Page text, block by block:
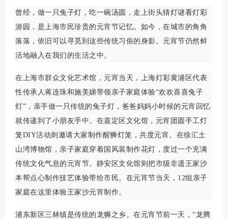
曾经，做一只兔子灯，吃一碗汤圆，走上街头猜灯谜看灯彩
游园，是上海市民珍贵的元宵节记忆。如今，在城市的角角
落落，依旧可以寻觅到这些传统习俗的身影。元宵节仍然鲜
活地融入在我们的生活之中。
在上海市群众文化艺术馆，元宵当天，上海灯彩黄浦区代表
性传承人蒋连珠和施美娣带领亲子家庭体验“欢欢喜喜兔子
灯”，亲手做一只传统的兔子灯，爸爸妈妈小时候的元宵回忆
就传递到了小朋友手中。在嘉定区文化馆，元宵团圆手工灯
笼DIY活动则邀请大家制作醒狮灯笼，共度元宵。在徐汇土
山湾博物馆，亲子家庭穿着国风装制作花灯，度过一个充满
传统文化气息的元宵节。静安区文化馆则把市级非遗王家沙
本帮点心制作技艺体验带给市民。在元宵节当天，12组亲子
家庭在这里体验王家沙元宵制作。
浦东新区三林镇是传统的龙狮之乡。在元宵节前一天，“龙腾